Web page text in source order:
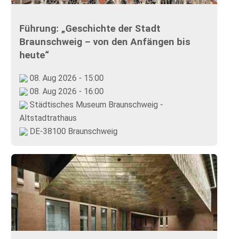
Führung: „Geschichte der Stadt
Braunschweig – von den Anfängen bis
heute“
08. Aug 2026 - 15:00
08. Aug 2026 - 16:00
Städtisches Museum Braunschweig -
Altstadtrathaus
DE-38100 Braunschweig